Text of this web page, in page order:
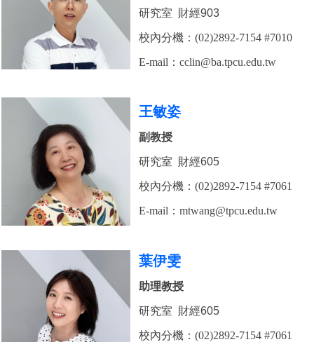
研究室 財經903
校內分機：(02)2892-7154 #7010
E-mail： cclin@ba.tpcu.edu.tw
王敏姿
副教授
研究室 財經605
校內分機：(02)2892-7154 #7061
E-mail： mtwang@tpcu.edu.tw
葉伊雯
助理教授
研究室 財經605
校內分機：(02)2892-7154 #7061